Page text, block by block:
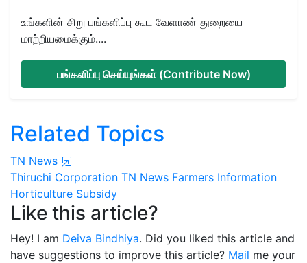
உங்களின் சிறு பங்களிப்பு கூட வேளாண் துறையை
மாற்றியமைக்கும்....
பங்களிப்பு செய்யுங்கள் (Contribute Now)
Related Topics
TN News
Thiruchi Corporation TN News Farmers Information
Horticulture Subsidy
Like this article?
Hey! I am Deiva Bindhiya. Did you liked this article and
have suggestions to improve this article? Mail me your